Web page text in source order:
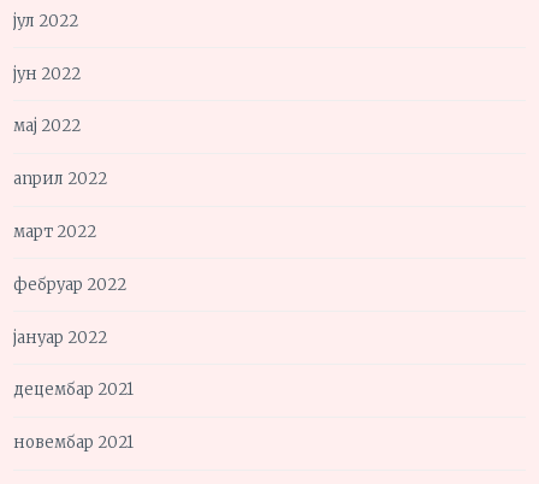
јул 2022
јун 2022
мај 2022
април 2022
март 2022
фебруар 2022
јануар 2022
децембар 2021
новембар 2021